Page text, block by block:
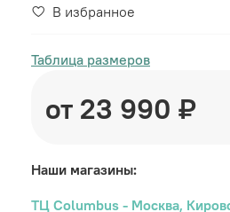
В избранное
Таблица размеров
от 23 990 ₽
Наши магазины:
ТЦ Columbus - Москва,